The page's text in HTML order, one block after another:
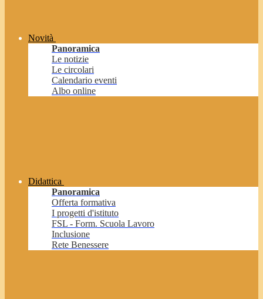
Novità
Panoramica
Le notizie
Le circolari
Calendario eventi
Albo online
Didattica
Panoramica
Offerta formativa
I progetti d'istituto
FSL - Form. Scuola Lavoro
Inclusione
Rete Benessere